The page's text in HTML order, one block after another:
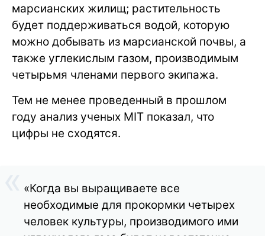
марсианских жилищ; растительность
будет поддерживаться водой, которую
можно добывать из марсианской почвы, а
также углекислым газом, производимым
четырьмя членами первого экипажа.
Тем не менее проведенный в прошлом
году анализ ученых MIT показал, что
цифры не сходятся.
«Когда вы выращиваете все
необходимые для прокормки четырех
человек культуры, производимого ими